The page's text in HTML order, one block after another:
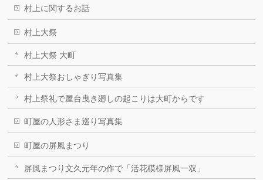
村上に関するお話
村上大祭
村上大祭 大町
村上大祭おしゃぎり写真集
村上祭礼で屋台曳き廻しの起こりは大町からです
町屋の人形さま巡り写真集
町屋の屏風まつり
屏風まつり文久元年の作で「活花模様屏風一双」